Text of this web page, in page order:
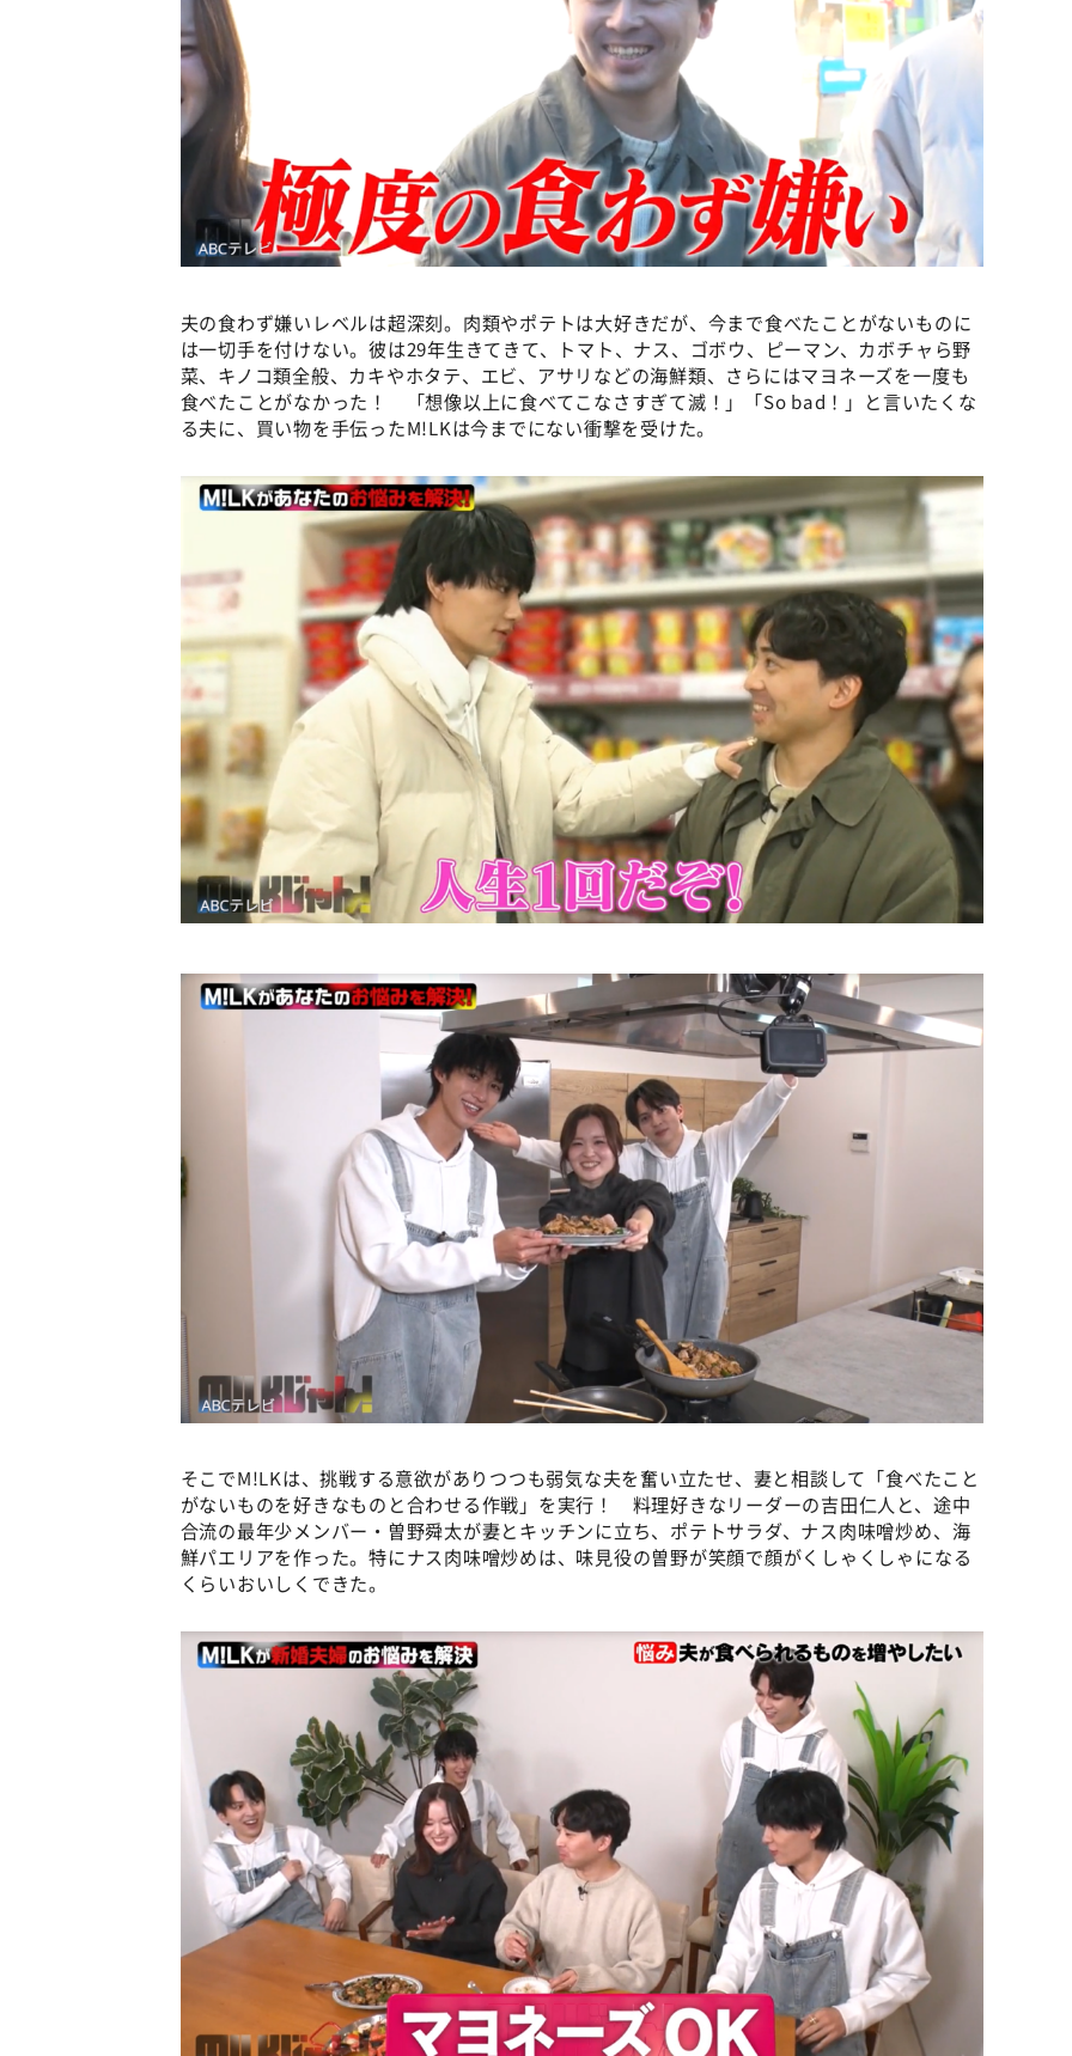
夫の食わず嫌いレベルは超深刻。肉類やポテトは大好きだが、今まで食べたことがないものに
は一切手を付けない。彼は29年生きてきて、トマト、ナス、ゴボウ、ピーマン、カボチャら野
菜、キノコ類全般、カキやホタテ、エビ、アサリなどの海鮮類、さらにはマヨネーズを一度も
食べたことがなかった！ 「想像以上に食べてこなさすぎて滅！」「So bad！」と言いたくな
る夫に、買い物を手伝ったM!LKは今までにない衝撃を受けた。
そこでM!LKは、挑戦する意欲がありつつも弱気な夫を奮い立たせ、妻と相談して「食べたこと
がないものを好きなものと合わせる作戦」を実行！ 料理好きなリーダーの吉田仁人と、途中
合流の最年少メンバー・曽野舜太が妻とキッチンに立ち、ポテトサラダ、ナス肉味噌炒め、海
鮮パエリアを作った。特にナス肉味噌炒めは、味見役の曽野が笑顔で顔がくしゃくしゃになる
くらいおいしくできた。